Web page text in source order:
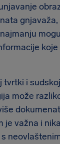
koje
tvrtki i
može
je važna i